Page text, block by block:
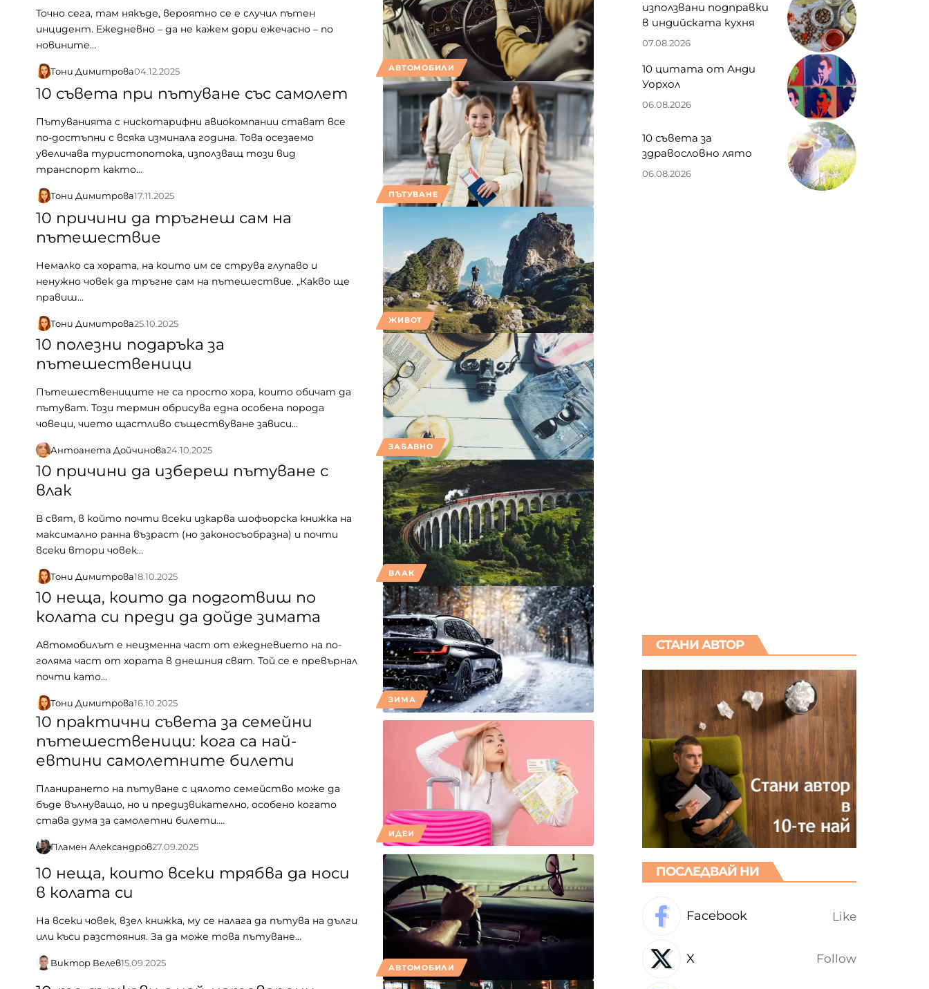
АВТОМОБИЛИ
Точно сега, там някъде, вероятно се е случил пътен
инцидент. Ежедневно – да не кажем дори ежечасно – по
новините…
Тони Димитрова04.12.2025
ПЪТУВАНЕ
10 съвета при пътуване със самолет
Пътуванията с нискотарифни авиокомпании стават все
по-достъпни с всяка изминала година. Това осезаемо
увеличава туристопотока, използващ този вид
транспорт както…
Тони Димитрова17.11.2025
ЖИВОТ
10 причини да тръгнеш сам на
пътешествие
Немалко са хората, на които им се струва глупаво и
ненужно човек да тръгне сам на пътешествие. „Какво ще
правиш…
Тони Димитрова25.10.2025
ЗАБАВНО
10 полезни подаръка за
пътешественици
Пътешествениците не са просто хора, които обичат да
пътуват. Този термин обрисува една особена порода
човеци, чието щастливо съществуване зависи…
Антоанета Дойчинова24.10.2025
ВЛАК
10 причини да избереш пътуване с
влак
В свят, в който почти всеки изкарва шофьорска книжка на
максимално ранна възраст (но законосъобразна) и почти
всеки втори човек…
Тони Димитрова18.10.2025
ЗИМА
10 неща, които да подготвиш по
колата си преди да дойде зимата
Автомобилът е неизменна част от ежедневието на по-
голяма част от хората в днешния свят. Той се е превърнал
почти като…
Тони Димитрова16.10.2025
ИДЕИ
10 практични съвета за семейни
пътешественици: кога са най-
евтини самолетните билети
Планирането на пътуване с цялото семейство може да
бъде вълнуващо, но и предизвикателно, особено когато
става дума за самолетни билети.…
Пламен Александров27.09.2025
АВТОМОБИЛИ
10 неща, които всеки трябва да носи
в колата си
На всеки човек, взел книжка, му се налага да пътува на дълги
или къси разстояния. За да може това пътуване…
Виктор Велев15.09.2025
използвани подправки
в индийската кухня
07.08.2026
10 цитата от Анди
Уорхол
06.08.2026
10 съвета за
здравословно лято
06.08.2026
СТАНИ АВТОР
ПОСЛЕДВАЙ НИ
Facebook Like
X Follow